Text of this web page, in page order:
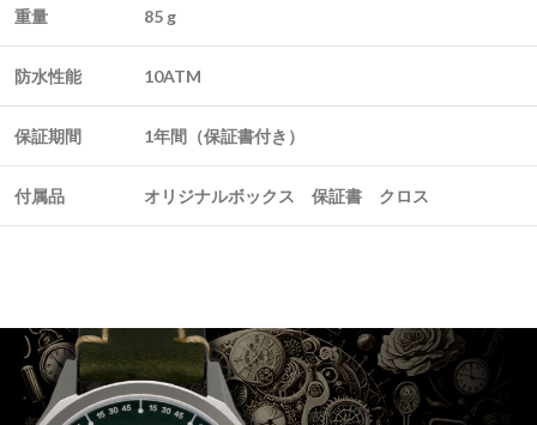
重量 85 g
防水性能 10ATM
保証期間 1年間（保証書付き）
付属品 オリジナルボックス 保証書 クロス